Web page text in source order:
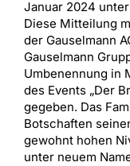
Januar 2024 unter
Diese Mitteilung
der Gauselmann
Gauselmann
Umbenennung in
des Events „Der
gegeben. Das
Botschaften
gewohnt hohen
unter neuem